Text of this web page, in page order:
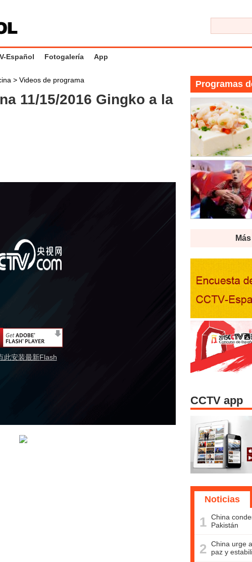
Español Fotogalería App
> Videos de programa
11/15/2016 Gingko a la
此安装最新Flash
Programas
CCTV app
Noticias
1 China
Pakistán
2 China urge
paz y